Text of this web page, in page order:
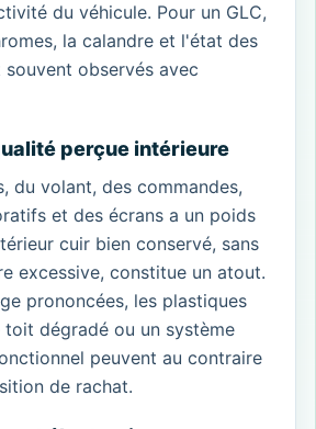
du véhicule. Pour un GLC,
la calandre et l'état des
observés avec
perçue intérieure
du volant, des commandes,
et des écrans a un poids
cuir bien conservé, sans
excessive, constitue un atout.
prononcées, les plastiques
toit dégradé ou un système
peuvent au contraire
de rachat.